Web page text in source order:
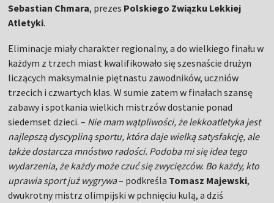
Sebastian Chmara, prezes Polskiego Związku Lekkiej
Atletyki.
Eliminacje miały charakter regionalny, a do wielkiego finału w
każdym z trzech miast kwalifikowało się szesnaście drużyn
liczących maksymalnie piętnastu zawodników, uczniów
trzecich i czwartych klas. W sumie zatem w finałach szansę
zabawy i spotkania wielkich mistrzów dostanie ponad
siedemset dzieci. – Nie mam wątpliwości, że lekkoatletyka jest
najlepszą dyscypliną sportu, która daje wielką satysfakcję, ale
także dostarcza mnóstwo radości. Podoba mi się idea tego
wydarzenia, że każdy może czuć się zwycięzców. Bo każdy, kto
uprawia sport już wygrywa– podkreśla Tomasz Majewski,
dwukrotny mistrz olimpijski w pchnięciu kulą, a dziś